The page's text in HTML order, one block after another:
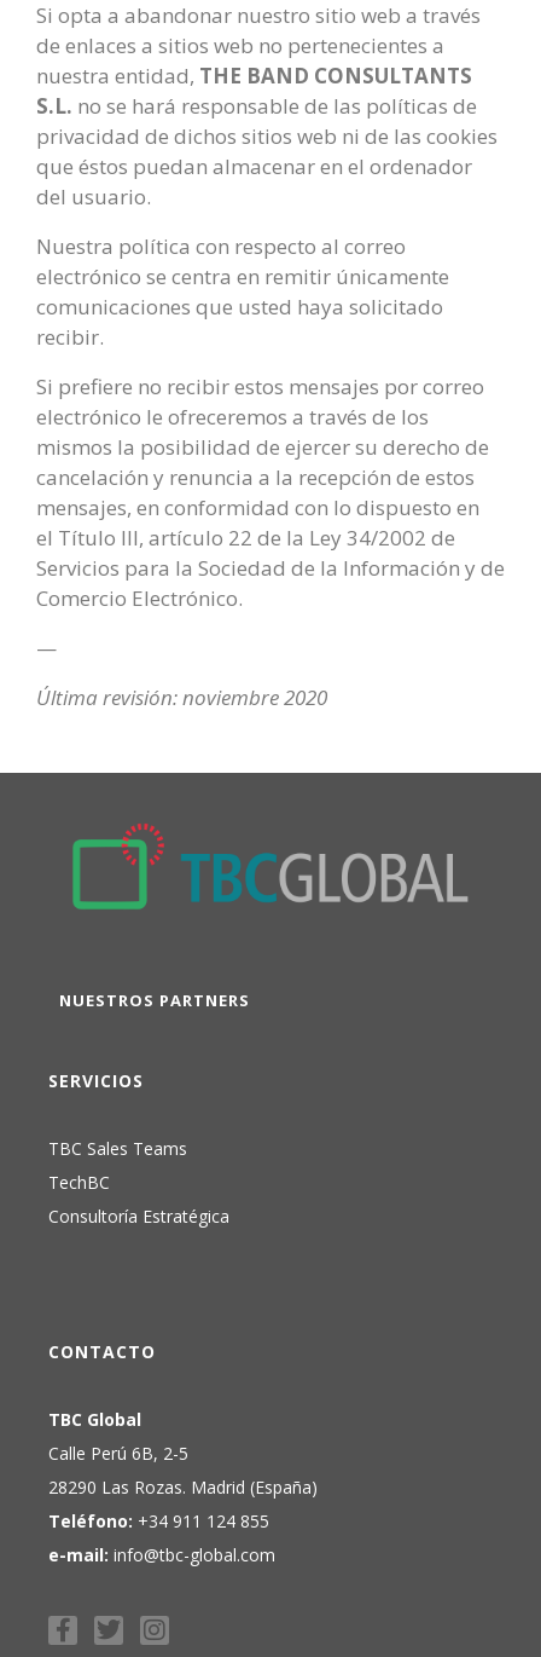
Si opta a abandonar nuestro sitio web a través
de enlaces a sitios web no pertenecientes a
nuestra entidad, THE BAND CONSULTANTS
S.L. no se hará responsable de las políticas de
privacidad de dichos sitios web ni de las cookies
que éstos puedan almacenar en el ordenador
del usuario.
Nuestra política con respecto al correo
electrónico se centra en remitir únicamente
comunicaciones que usted haya solicitado
recibir.
Si prefiere no recibir estos mensajes por correo
electrónico le ofreceremos a través de los
mismos la posibilidad de ejercer su derecho de
cancelación y renuncia a la recepción de estos
mensajes, en conformidad con lo dispuesto en
el Título III, artículo 22 de la Ley 34/2002 de
Servicios para la Sociedad de la Información y de
Comercio Electrónico.
—
Última revisión: noviembre 2020
NUESTROS PARTNERS
SERVICIOS
TBC Sales Teams
TechBC
Consultoría Estratégica
CONTACTO
TBC Global
Calle Perú 6B, 2-5
28290 Las Rozas. Madrid (España)
Teléfono: +34 911 124 855
e-mail: info@tbc-global.com